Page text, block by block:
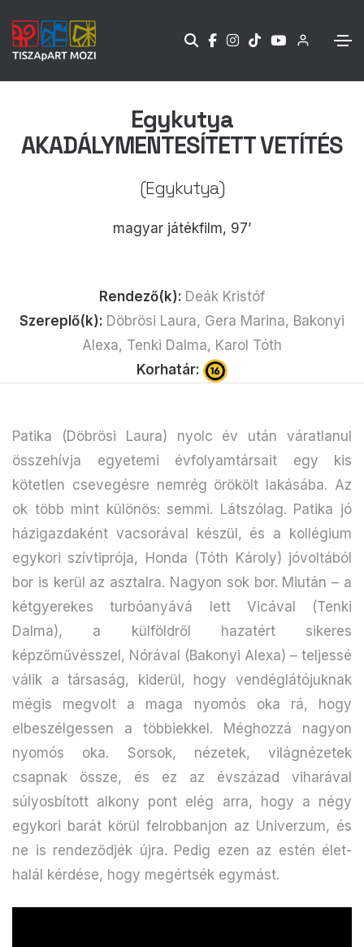
Egykutya
AKADÁLYMENTESÍTETT VETÍTÉS
(Egykutya)
magyar játékfilm, 97’
Rendező(k): Deák Kristóf
Szereplő(k): Döbrösi Laura, Gera Marina, Bakonyi
Alexa, Tenki Dalma, Karol Tóth
Korhatár:
Patika (Döbrösi Laura) nyolc év után váratlanul
összehívja egyetemi évfolyamtársait egy kis
kötetlen csevegésre nemrég örökölt lakásába. Az
ok több mint különös: semmi. Látszólag. Patika jó
házigazdaként vacsorával készül, és a kollégium
egykori szívtiprója, Honda (Tóth Károly) jóvoltából
bor is kerül az asztalra. Nagyon sok bor. Miután – a
kétgyerekes turbóanyává lett Vicával (Tenki
Dalma), a külföldről hazatért sikeres
képzőművésszel, Nórával (Bakonyi Alexa) – teljessé
válik a társaság, kiderül, hogy vendéglátójuknak
mégis megvolt a maga nyomós oka rá, hogy
elbeszélgessen a többiekkel. Méghozzá nagyon
nyomós oka. Sorsok, nézetek, világnézetek
csapnak össze, és ez az évszázad viharával
súlyosbított alkony pont elég arra, hogy a négy
egykori barát körül felrobbanjon az Univerzum, és
ne is rendeződjék újra. Pedig ezen az estén élet-
halál kérdése, hogy megértsék egymást.